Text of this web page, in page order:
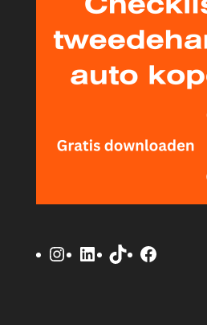
Instagram
LinkedIn
TikTok